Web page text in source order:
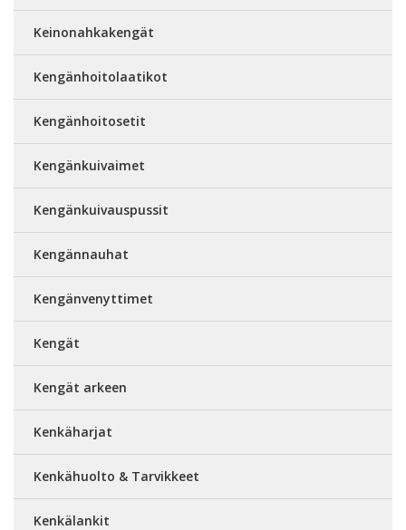
Keinonahkakengät
Kengänhoitolaatikot
Kengänhoitosetit
Kengänkuivaimet
Kengänkuivauspussit
Kengännauhat
Kengänvenyttimet
Kengät
Kengät arkeen
Kenkäharjat
Kenkähuolto & Tarvikkeet
Kenkälankit